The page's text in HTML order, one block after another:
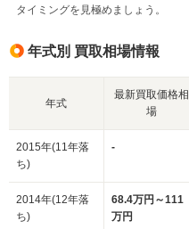
タイミングを見極めましょう。
年式別 買取相場情報
年式
最新買取価格相
場
2015年(11年落
ち)
-
2014年(12年落
ち)
68.4万円～111
万円